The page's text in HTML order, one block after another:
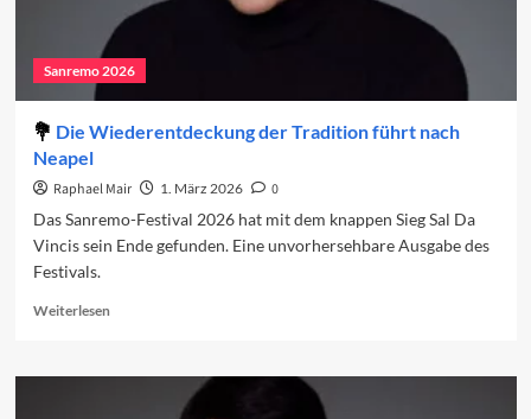
Sanremo 2026
Die Wiederentdeckung der Tradition führt nach
Neapel
Raphael Mair 1. März 2026
0
Das Sanremo-Festival 2026 hat mit dem knappen Sieg Sal Da
Vincis sein Ende gefunden. Eine unvorhersehbare Ausgabe des
Festivals.
WeiterlesenRead
Die
Wiederentdeckung